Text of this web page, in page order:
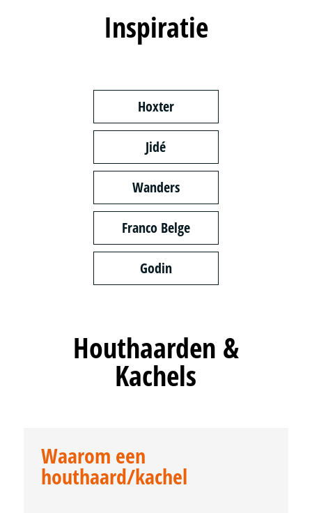
Inspiratie
Hoxter
Jidé
Wanders
Franco Belge
Godin
Houthaarden &
Kachels
Waarom een
houthaard/kachel